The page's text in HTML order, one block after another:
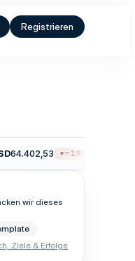
Registrieren
64.402,53 −199,79 (−0,31 %)
wir dieses
Ziele & Erfolge